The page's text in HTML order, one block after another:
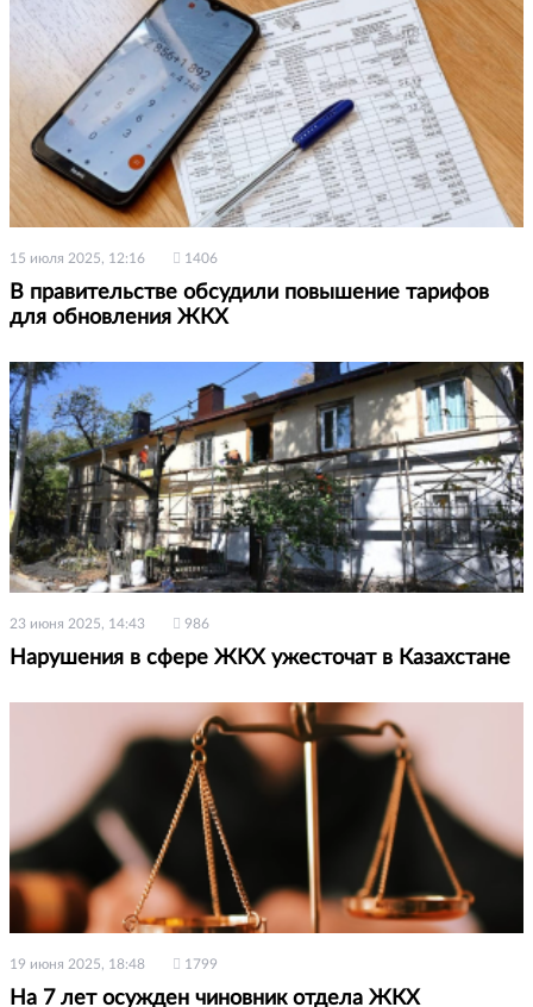
15 июля 2025, 12:16 1406
В правительстве обсудили повышение тарифов
для обновления ЖКХ
23 июня 2025, 14:43 986
Нарушения в сфере ЖКХ ужесточат в Казахстане
19 июня 2025, 18:48 1799
На 7 лет осужден чиновник отдела ЖКХ